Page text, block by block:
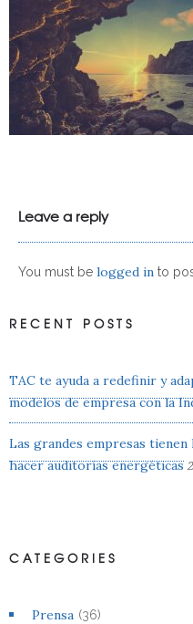
Leave a reply
You must be logged in to
RECENT POSTS
TAC te ayuda a redefinir y
modelos de empresa con la
Las grandes empresas
hacer auditorías energéticas
CATEGORIES
Prensa (36)